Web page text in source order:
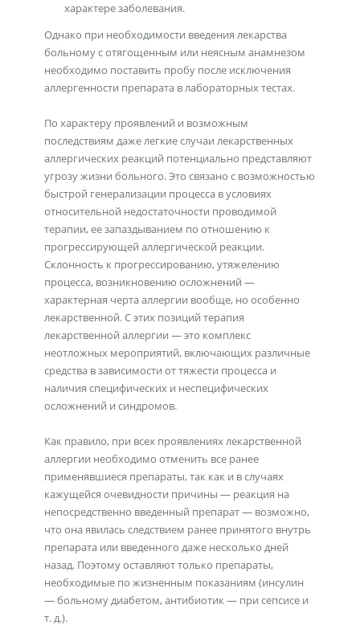
характере заболевания.
Однако при необходимости введения лекарства
больному с отягощенным или неясным анамнезом
необходимо поставить пробу после исключения
аллергенности препарата в лабораторных тестах.
По характеру проявлений и возможным
последствиям даже легкие случаи лекарственных
аллергических реакций потенциально представляют
угрозу жизни больного. Это связано с возможностью
быстрой генерализации процесса в условиях
относительной недостаточности проводимой
терапии, ее запаздыванием по отношению к
прогрессирующей аллергической реакции.
Склонность к прогрессированию, утяжелению
процесса, возникновению осложнений —
характерная черта аллергии вообще, но особенно
лекарственной. С этих позиций терапия
лекарственной аллергии — это комплекс
неотложных мероприятий, включающих различные
средства в зависимости от тяжести процесса и
наличия специфических и неспецифических
осложнений и синдромов.
Как правило, при всех проявлениях лекарственной
аллергии необходимо отменить все ранее
применявшиеся препараты, так как и в случаях
кажущейся очевидности причины — реакция на
непосредственно введенный препарат — возможно,
что она явилась следствием ранее принятого внутрь
препарата или введенного даже несколько дней
назад. Поэтому оставляют только препараты,
необходимые по жизненным показаниям (инсулин
— больному диабетом, антибиотик — при сепсисе и
т. д.).